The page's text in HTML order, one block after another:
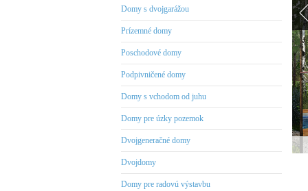
Domy s dvojgarážou
Prízemné domy
Poschodové domy
Podpivničené domy
Domy s vchodom od juhu
Domy pre úzky pozemok
Dvojgeneračné domy
Dvojdomy
Domy pre radovú výstavbu